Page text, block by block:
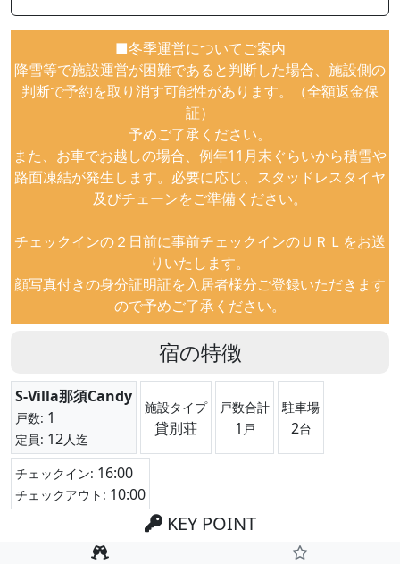
■冬季運営についてご案内
降雪等で施設運営が困難であると判断した場合、施設側の
判断で予約を取り消す可能性があります。（全額返金保
証）
予めご了承ください。
また、お車でお越しの場合、例年11月末ぐらいから積雪や
路面凍結が発生します。必要に応じ、スタッドレスタイヤ
及びチェーンをご準備ください。
チェックインの２日前に事前チェックインのＵＲＬをお送
りいたします。
顔写真付きの身分証明証を入居者様分ご登録いただきます
ので予めご了承ください。
宿の特徴
S-Villa那須Candy
戸数: 1
定員: 12人迄
施設タイプ
貸別荘
戸数合計
1 戸
駐車場
2台
チェックイン: 16:00
チェックアウト: 10:00
KEY POINT